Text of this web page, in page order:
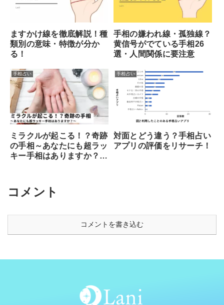
ますかけ線を徹底解説！種
類別の意味・特徴が分か
る！
手相の嫌われ線・孤独線？
黄信号がでている手相26
選・人間関係に要注意
手相占い
ミラクルが起こる！？奇跡
の手相～あなたにも超ラッ
キー手相はありますか？
手相占い
対面とどう違う？手相占い
アプリの評価をリサーチ！
コメント
コメントを書き込む